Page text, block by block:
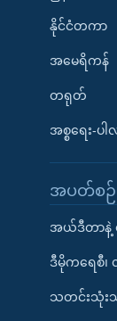
နိုင်ငံတကာ
အမေရိကန်
တရုတ်
အစ္စရေး-ပ
အပတ်စဉ်
အယ်ဒီတာနဲ့
ဒီမိုကရေစီ၊
သတင်းသုံး